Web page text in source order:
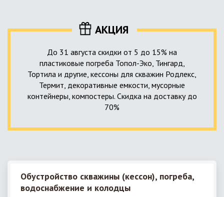
до выгребной ямы, септика или станции ГБО.
АКЦИЯ
До 31 августа скидки от 5 до 15% на
пластиковые погреба Топол-Эко, Тингард,
Тортила и другие, кессоны для скважин Родлекс,
Термит, декоративные емкости, мусорные
контейнеры, компостеры. Скидка на доставку до
70%
Обустройство скважины (кессон), погреба,
водоснабжение и колодцы